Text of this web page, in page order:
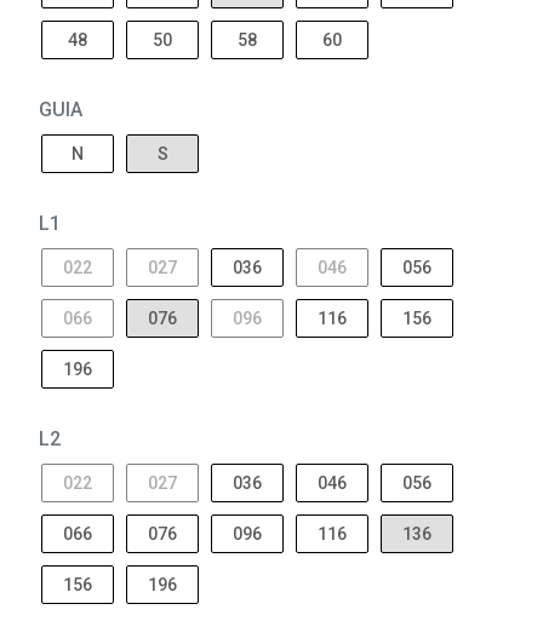
48 50 58 60
GUIA
N S
L1
022 027 036 046 056
066 076 096 116 156
196
L2
022 027 036 046 056
066 076 096 116 136
156 196